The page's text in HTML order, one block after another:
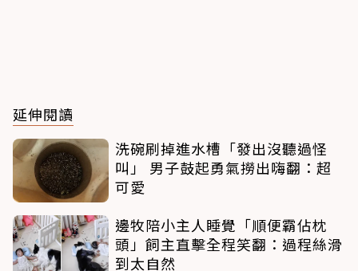
延伸閱讀
洗碗刷掉進水槽「發出沒聽過怪
叫」 男子鼓起勇氣撈出嗨翻：超
可愛
邊牧陪小主人睡覺「順便霸佔枕
頭」飼主直擊全程笑翻：過程絲滑
到太自然